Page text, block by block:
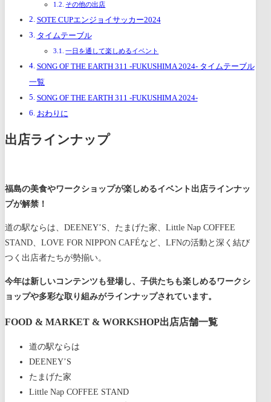
その他の出店
SOTE CUPエンジョイサッカー2024
タイムテーブル
一日を通して楽しめるイベント
SONG OF THE EARTH 311 -FUKUSHIMA 2024- タイムテーブル
一覧
SONG OF THE EARTH 311 -FUKUSHIMA 2024-
おわりに
出店ラインナップ
福島の美食やワークショップが楽しめるイベント出店ラインナッ
プが解禁！
道の駅ならは、DEENEY’S、たまげた家、Little Nap COFFEE
STAND、LOVE FOR NIPPON CAFÉなど、LFNの活動と深く結び
つく出店者たちが勢揃い。
今年は新しいコンテンツも登場し、子供たちも楽しめるワークシ
ョップや多彩な取り組みがラインナップされています。
FOOD & MARKET & WORKSHOP出店店舗一覧
道の駅ならは
DEENEY’S
たまげた家
Little Nap COFFEE STAND